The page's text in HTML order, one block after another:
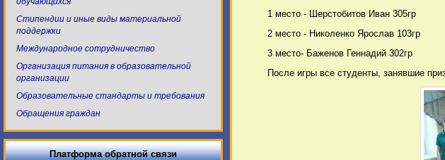
Стипендии и иные виды материальной
поддержки
Международное сотрудничество
Организация питания в образовательной
организации
Образовательные стандарты и требования
Обращения граждан
Платформа обратной связи
1 место - Шерстобитов Иван 305гр
2 место - Николенко Ярослав 103гр
3 место- Баженов Геннадий 302гр
После игры все студенты, занявшие